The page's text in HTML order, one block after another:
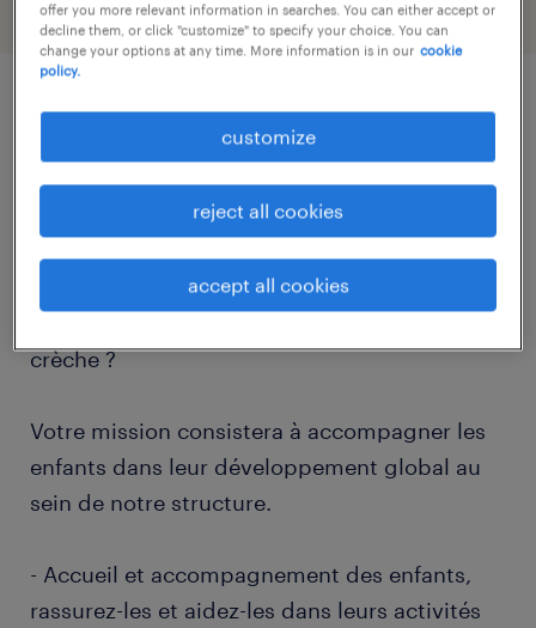
descriptif du poste
Pourquoi ne pas envisager de transformer
crèche ?
Votre mission consistera à accompagner les
enfants dans leur développement global au
sein de notre structure.
- Accueil et accompagnement des enfants,
rassurez-les et aidez-les dans leurs activités
offer you more relevant information in searches. You can either accept or
decline them, or click "customize" to specify your choice. You can
change your options at any time. More information is in our cookie
policy.
customize
reject all cookies
accept all cookies